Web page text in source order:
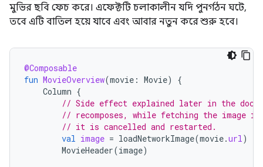
মুভির ছবি ফেচ করে। এফেক্টটি চলাকালীন যদি পুনর্গঠন ঘটে,
তবে এটি বাতিল হয়ে যাবে এবং আবার নতুন করে শুরু হবে।
@Composable
fun MovieOverview(movie : Movie)
{
Column {
// Side effect explained later in the docs.
// recomposes, while fetching the image
// it is cancelled and restarted.
val image = loadNetworkImage(movie.url)
MovieHeader(image)